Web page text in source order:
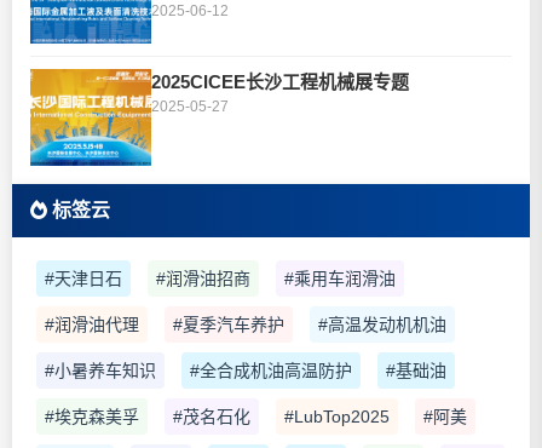
2025-06-12
2025CICEE长沙工程机械展专题
2025-05-27
标签云
#天津日石 #润滑油招商 #乘用车润滑油
#润滑油代理 #夏季汽车养护 #高温发动机机油
#小暑养车知识 #全合成机油高温防护 #基础油
#埃克森美孚 #茂名石化 #LubTop2025 #阿美